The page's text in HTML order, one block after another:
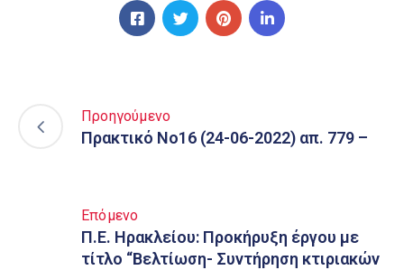
Προηγούμενο
Πρακτικό Νο16 (24-06-2022) απ. 779 –
Επόμενο
Π.Ε. Ηρακλείου: Προκήρυξη έργου με
τίτλο “Βελτίωση- Συντήρηση κτιριακών